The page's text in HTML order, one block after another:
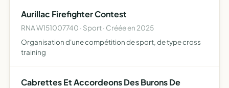
Aurillac Firefighter Contest
RNA W151007740 · Sport · Créée en 2025
Organisation d'une compétition de sport, de type cross
training
Cabrettes Et Accordeons Des Burons De